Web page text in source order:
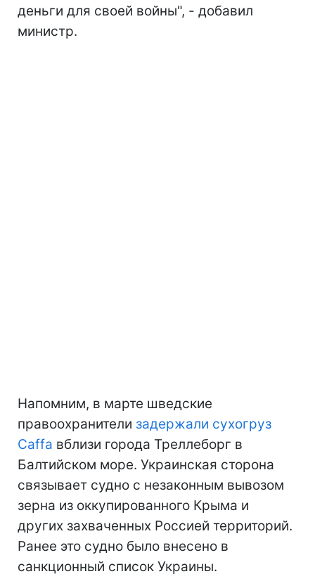
деньги для своей войны", - добавил
министр.
Напомним, в марте шведские
правоохранители задержали сухогруз
Caffa вблизи города Треллеборг в
Балтийском море. Украинская сторона
связывает судно с незаконным вывозом
зерна из оккупированного Крыма и
других захваченных Россией территорий.
Ранее это судно было внесено в
санкционный список Украины.